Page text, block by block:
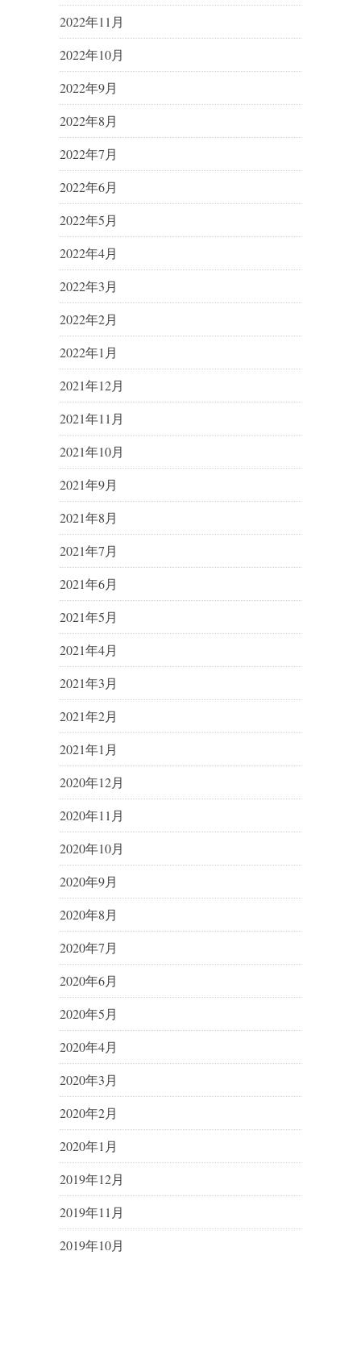
2022年11月
2022年10月
2022年9月
2022年8月
2022年7月
2022年6月
2022年5月
2022年4月
2022年3月
2022年2月
2022年1月
2021年12月
2021年11月
2021年10月
2021年9月
2021年8月
2021年7月
2021年6月
2021年5月
2021年4月
2021年3月
2021年2月
2021年1月
2020年12月
2020年11月
2020年10月
2020年9月
2020年8月
2020年7月
2020年6月
2020年5月
2020年4月
2020年3月
2020年2月
2020年1月
2019年12月
2019年11月
2019年10月